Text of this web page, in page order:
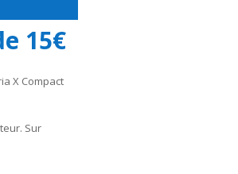
15€
X Compact
Sur